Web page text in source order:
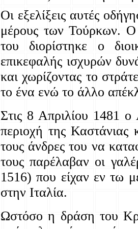
Οι εξελίξεις αυτές
μέρους των Τούρκων.
του διορίστηκε ο
επικεφαλής ισχυρών
και χωρίζοντας το
το ένα ενώ το άλλο
Στις 8 Απριλίου 1481 ο
περιοχή της Καστάνιας
τους άνδρες του να
τους παρέλαβαν οι
1516) που είχαν εν τω
στην Ιταλία.
Ωστόσο η δράση του